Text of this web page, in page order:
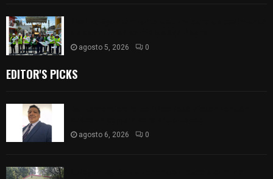
agosto 5, 2026 0
EDITOR'S PICKS
agosto 6, 2026 0